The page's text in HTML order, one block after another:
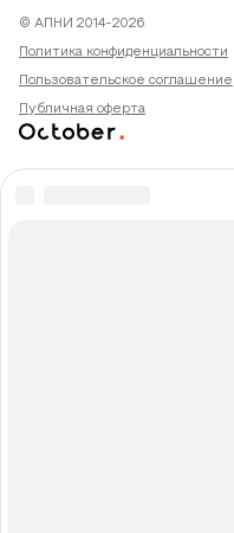
© АПНИ 2014-2026
Политика конфиденциальности
Пользовательское соглашение
Публичная оферта